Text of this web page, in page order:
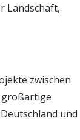
Landschaft,
zwischen
großartige
und